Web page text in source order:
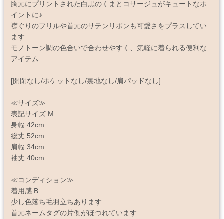
胸元にプリントされた白黒のくまとコサージュがキュートなポ
イントに♪
襟ぐりのフリルや首元のサテンリボンも可愛さをプラスしてい
ます
モノトーン調の色合いで合わせやすく、気軽に着られる便利な
アイテム
[開閉なし/ポケットなし/裏地なし/肩パッドなし]
≪サイズ≫
表記サイズ:M
身幅:42cm
総丈:52cm
肩幅:34cm
袖丈:40cm
≪コンディション≫
着用感:B
少し色落ち毛羽立ちあります
首元ネームタグの片側がほつれています